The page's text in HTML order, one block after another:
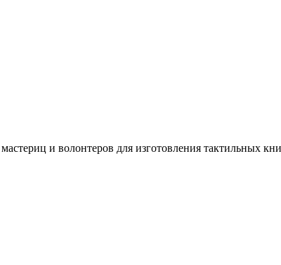
и волонтеров для изготовления тактильных